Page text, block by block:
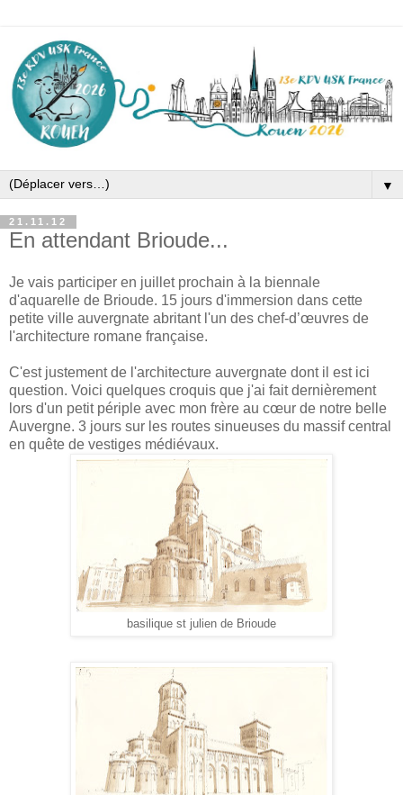
▼
21.11.12
En attendant Brioude...
Je vais participer en juillet prochain à la biennale
d'aquarelle de Brioude. 15 jours d'immersion dans cette
petite ville auvergnate abritant l'un des chef-d’œuvres de
l'architecture romane française.
C'est justement de l'architecture auvergnate dont il est ici
question. Voici quelques croquis que j'ai fait dernièrement
lors d'un petit périple avec mon frère au cœur de notre belle
Auvergne. 3 jours sur les routes sinueuses du massif central
en quête de vestiges médiévaux.
basilique st julien de Brioude